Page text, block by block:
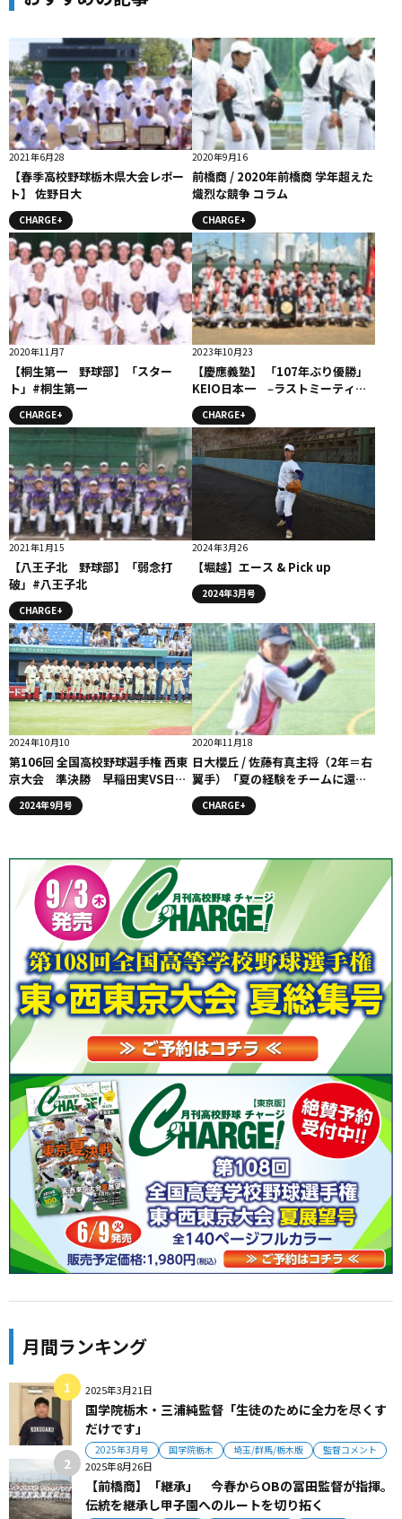
2021年6月28
【春季高校野球栃木県大会レポー
ト】 佐野日大
CHARGE+
2020年9月16
前橋商 / 2020年前橋商 学年超えた
熾烈な競争 コラム
CHARGE+
2020年11月7
【桐生第一 野球部】「スター
ト」#桐生第一
CHARGE+
2023年10月23
【慶應義塾】 「107年ぶり優勝」
KEIO日本一 ‒ラストミーティン
グ−
CHARGE+
2021年1月15
【八王子北 野球部】「弱念打
破」#八王子北
CHARGE+
2024年3月26
【堀越】エース & Pick up
2024年3月号
2024年10月10
第106回 全国高校野球選手権 西東
京大会 準決勝 早稲田実VS日大
二
2024年9月号
2020年11月18
日大櫻丘 / 佐藤有真主将（2年＝右
翼手）「夏の経験をチームに還元
したい」コラム #日大櫻丘
CHARGE+
月間ランキング
2025年3月21日
国学院栃木・三浦純監督「生徒のために全力を尽くす
だけです」
2025年3月号 国学院栃木 埼玉/群馬/栃木版 監督コメント
2025年8月26日
【前橋商】「継承」 今春からOBの冨田監督が指揮。
伝統を継承し甲子園へのルートを切り拓く